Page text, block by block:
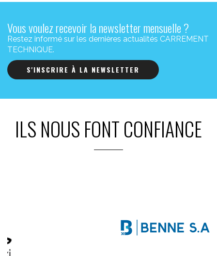
Vous voulez recevoir la newsletter mensuelle ?
Restez informé sur les dernières actualités CARREMENT
TECHNIQUE.
S'INSCRIRE À LA NEWSLETTER
ILS NOUS FONT CONFIANCE